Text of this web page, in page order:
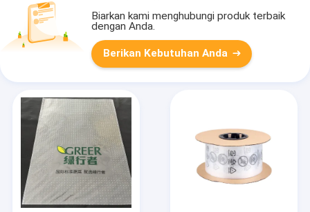
Biarkan kami menghubungi produk terbaik
dengan Anda.
Berikan Kebutuhan Anda